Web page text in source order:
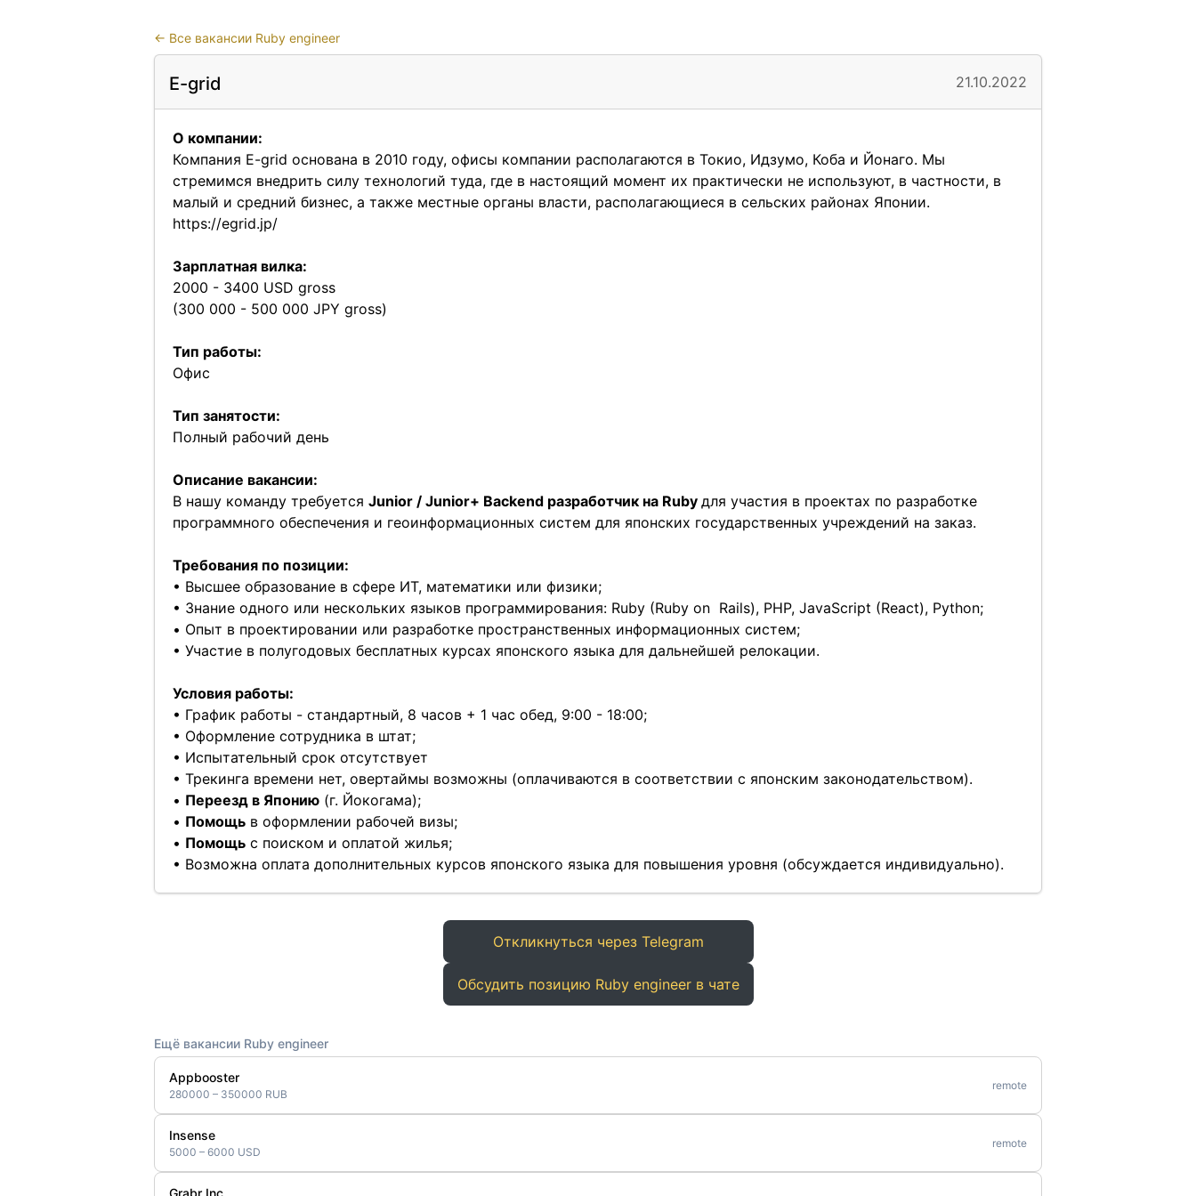
← Все вакансии Ruby engineer
E-grid 21.10.2022
О компании:
Компания E-grid основана в 2010 году, офисы компании располагаются в Токио, Идзумо, Коба и Йонаго. Мы
стремимся внедрить силу технологий туда, где в настоящий момент их практически не используют, в частности, в
малый и средний бизнес, а также местные органы власти, располагающиеся в сельских районах Японии.
https://egrid.jp/
Зарплатная вилка:
2000 - 3400 USD gross
(300 000 - 500 000 JPY gross)
Тип работы:
Офис
Тип занятости:
Полный рабочий день
Описание вакансии:
В нашу команду требуется Junior / Junior+ Backend разработчик на Ruby для участия в проектах по разработке
программного обеспечения и геоинформационных систем для японских государственных учреждений на заказ.
Требования по позиции:
• Высшее образование в сфере ИТ, математики или физики;
• Знание одного или нескольких языков программирования: Ruby (Ruby on Rails), PHP, JavaScript (React), Python;
• Опыт в проектировании или разработке пространственных информационных систем;
• Участие в полугодовых бесплатных курсах японского языка для дальнейшей релокации.
Условия работы:
• График работы - стандартный, 8 часов + 1 час обед, 9:00 - 18:00;
• Оформление сотрудника в штат;
• Испытательный срок отсутствует
• Трекинга времени нет, овертаймы возможны (оплачиваются в соответствии с японским законодательством).
• Переезд в Японию(г. Йокогама);
• Помощьв оформлении рабочей визы;
• Помощьс поиском и оплатой жилья;
• Возможна оплата дополнительных курсов японского языка для повышения уровня (обсуждается индивидуально).
Откликнуться через Telegram
Обсудить позицию Ruby engineer в чате
Ещё вакансии Ruby engineer
Appbooster
280000 – 350000 RUB
remote
Insense
5000 – 6000 USD
remote
Grabr Inc.